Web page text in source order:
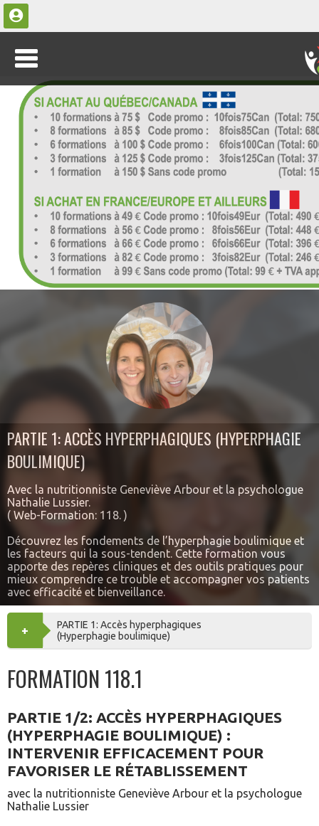
PARTIE 1: ACCÈS HYPERPHAGIQUES (HYPERPHAGIE
BOULIMIQUE)
Avec la nutritionniste Geneviève Arbour et la psychologue
Nathalie Lussier.
( Web-Formation: 118. )
Découvrez les fondements de l’hyperphagie boulimique et
les facteurs qui la sous-tendent. Cette formation vous
apporte des repères cliniques et des outils pratiques pour
mieux comprendre ce trouble et accompagner vos patients
avec efficacité et bienveillance.
+ AJOUTER
PARTIE 1: Accès hyperphagiques
(Hyperphagie boulimique)
FORMATION 118.1
PARTIE 1/2: ACCÈS HYPERPHAGIQUES
(HYPERPHAGIE BOULIMIQUE) :
INTERVENIR EFFICACEMENT POUR
FAVORISER LE RÉTABLISSEMENT
avec la nutritionniste Geneviève Arbour et la psychologue
Nathalie Lussier